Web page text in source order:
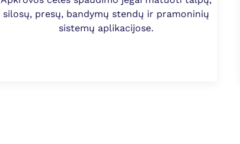
silosų, presų, bandymų stendų ir pramoninių
sistemų aplikacijose.